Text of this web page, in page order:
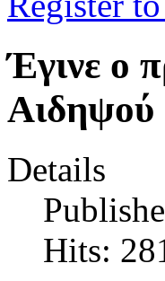
Έγινε ο
Αιδηψού
Details
Hits: